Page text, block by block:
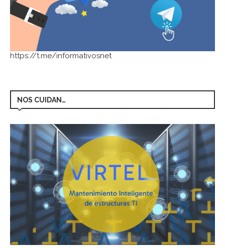
https://t.me/informativosnet
NOS CUIDAN…